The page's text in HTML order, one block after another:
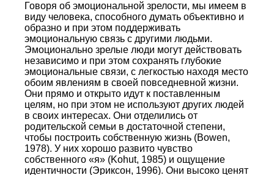
Говоря об эмоциональной зрелости, мы имеем в
виду человека, способного думать объективно и
образно и при этом поддерживать
эмоциональную связь с другими людьми.
Эмоционально зрелые люди могут действовать
независимо и при этом сохранять глубокие
эмоциональные связи, с легкостью находя место
обоим явлениям в своей повседневной жизни.
Они прямо и открыто идут к поставленным
целям, но при этом не используют других людей
в своих интересах. Они отделились от
родительской семьи в достаточной степени,
чтобы построить собственную жизнь (Bowen,
1978). У них хорошо развито чувство
собственного «я» (Kohut, 1985) и ощущение
идентичности (Эриксон, 1996). Они высоко ценят